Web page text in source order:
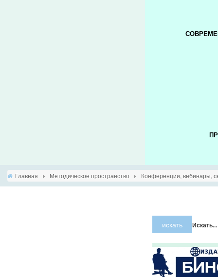
Главная Методическое пространство Конференции, вебинары,
JUser:
Не
удалось
загрузить
искать Искать...